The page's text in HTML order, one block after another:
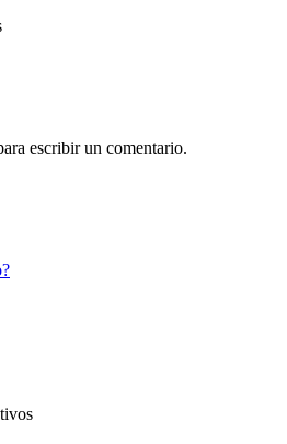
escribir un comentario.